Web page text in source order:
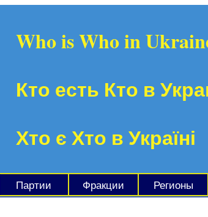
Who is Who in
Кто есть Кто в
Хто є Хто в Україні
Партии Фракции Регионы